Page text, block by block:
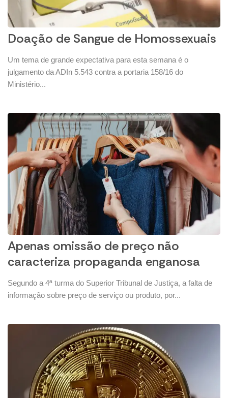
Doação de Sangue de Homossexuais
Um tema de grande expectativa para esta semana é o
julgamento da ADIn 5.543 contra a portaria 158/16 do
Ministério...
Apenas omissão de preço não
caracteriza propaganda enganosa
Segundo a 4ª turma do Superior Tribunal de Justiça, a falta de
informação sobre preço de serviço ou produto, por...